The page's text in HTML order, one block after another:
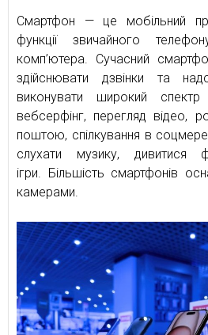
Смартфон — це мобільний
функції звичайного
комп’ютера. Сучасний
здійснювати дзвінки та
виконувати широкий
вебсерфінг, перегляд відео,
поштою, спілкування в
слухати музику,
ігри. Більшість смартфонів
камерами.